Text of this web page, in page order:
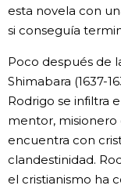
esta novela con
si conseguía
Poco después de
Shimabara (1637-
Rodrigo se infiltra
mentor, misionero
encuentra con
clandestinidad.
el cristianismo ha